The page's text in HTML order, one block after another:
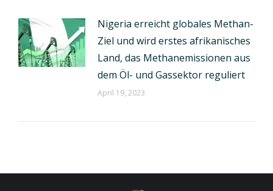
Nigeria erreicht globales Methan-
Ziel und wird erstes afrikanisches
Land, das Methanemissionen aus
dem Öl- und Gassektor reguliert
April 19, 2023